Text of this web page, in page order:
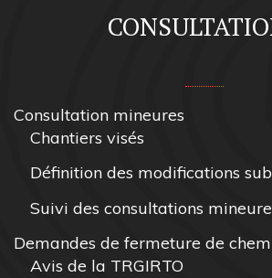
Consultation mineures
Chantiers visés
Définition des modifications
Suivi des consultations
Demandes de fermeture de
Avis de la TRGIRTO